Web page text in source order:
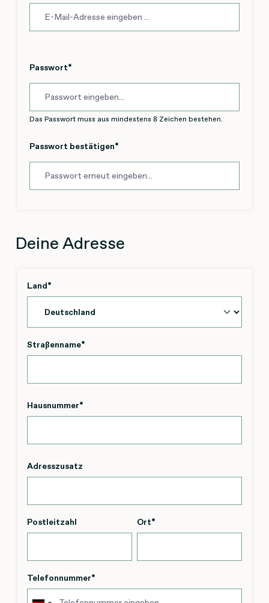
Psychologe
kPNI-Therapeut
Passwort*
Das Passwort muss aus mindestens 8 Zeichen bestehen.
Passwort bestätigen*
Deine Adresse
Land*
Straßenname*
Hausnummer*
Adresszusatz
Postleitzahl Ort*
Telefonnummer*